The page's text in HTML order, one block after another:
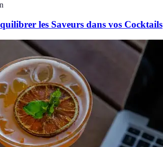
les Saveurs dans vos Cocktails